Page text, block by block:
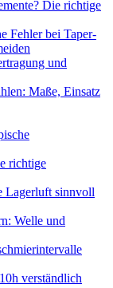
Die richtige
Fehler bei Taper-
und
Maße, Einsatz
richtige
Lagerluft sinnvoll
Welle und
verständlich